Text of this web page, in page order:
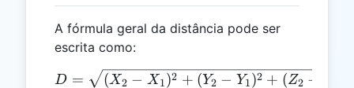
A fórmula geral da distância pode ser
escrita como:
D = \sqrt{(X₂ - X₁)^2 +
D = (X2 − X1)2 + (Y2 − Y1)2 + (Z2 −